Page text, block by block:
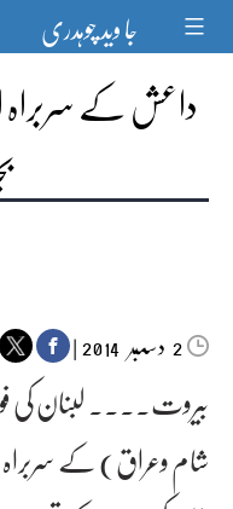
content جا وید چوہدری
داعش کے سربراہ
2دسمبر‬‮ |
بیروت۔۔۔۔ لبنان
شام وعراق) کے سربراہ